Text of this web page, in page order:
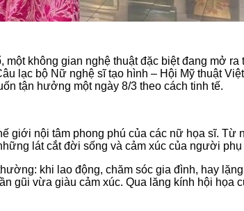
không gian nghệ thuật đặc biệt đang mở
lạc bộ Nữ nghệ sĩ tạo hình – Hội Mỹ thuật
tận hưởng một ngày 8/3 theo cách tinh tế.
giới nội tâm phong phú của các nữ họa sĩ.
lát cắt đời sống và cảm xúc của người
khi lao động, chăm sóc gia đình, hay
gũi vừa giàu cảm xúc. Qua lăng kính hội